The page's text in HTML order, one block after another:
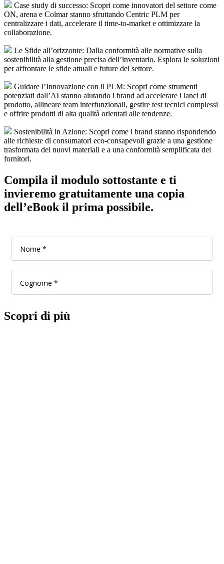
Case study di successo: Scopri come innovatori del settore come
ON, arena e Colmar stanno sfruttando Centric PLM per
centralizzare i dati, accelerare il time-to-market e ottimizzare la
collaborazione.
Le Sfide all’orizzonte: Dalla conformità alle normative sulla
sostenibilità alla gestione precisa dell’inventario. Esplora le soluzioni
per affrontare le sfide attuali e future del settore.
Guidare l’Innovazione con il PLM: Scopri come strumenti
potenziati dall’AI stanno aiutando i brand ad accelerare i lanci di
prodotto, allineare team interfunzionali, gestire test tecnici complessi
e offrire prodotti di alta qualità orientati alle tendenze.
Sostenibilità in Azione: Scopri come i brand stanno rispondendo
alle richieste di consumatori eco-consapevoli grazie a una gestione
trasformata dei nuovi materiali e a una conformità semplificata dei
fornitori.
Compila il modulo sottostante e ti
invieremo gratuitamente una copia
dell’eBook il prima possibile.
Scopri di più